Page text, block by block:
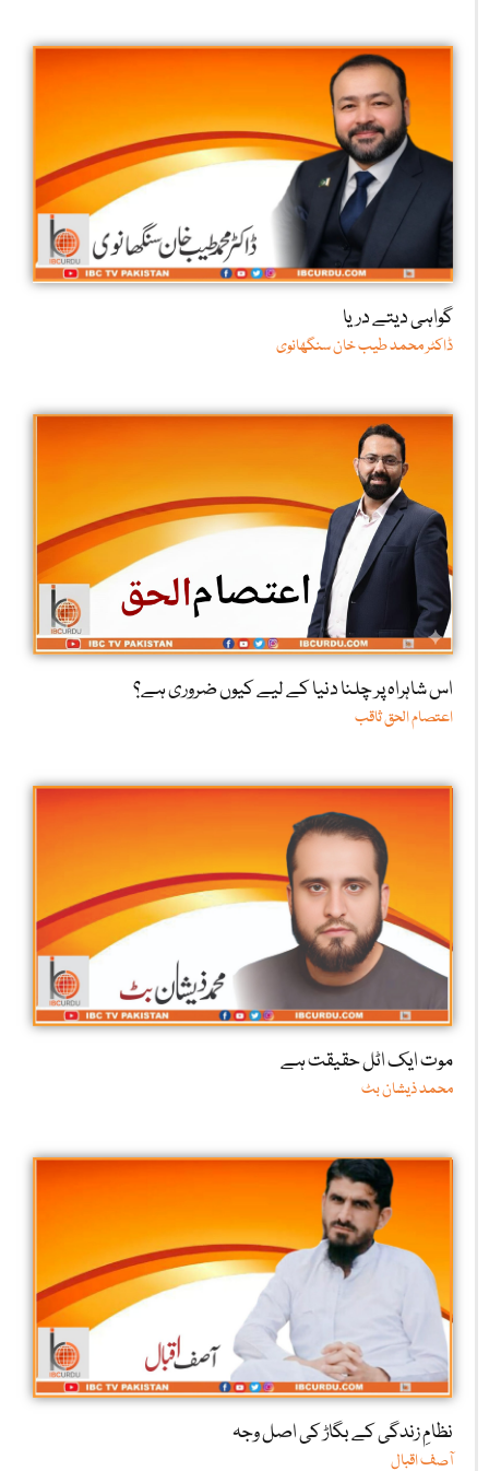
گواہی دیتے دریا
ڈاکٹر محمد طیب خان سنگھانوی
اس شاہراہ پر چلنا دنیا کے لیے کیوں ضروری ہے؟
اعتصام الحق ثاقب
موت ایک اٹل حقیقت ہے
محمد ذیشان بٹ
نظامِ زندگی کے بگاڑ کی اصل وجہ
آصف اقبال